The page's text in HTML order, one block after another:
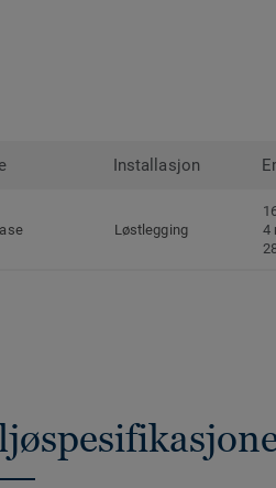
Installasjon
Løstlegging
4